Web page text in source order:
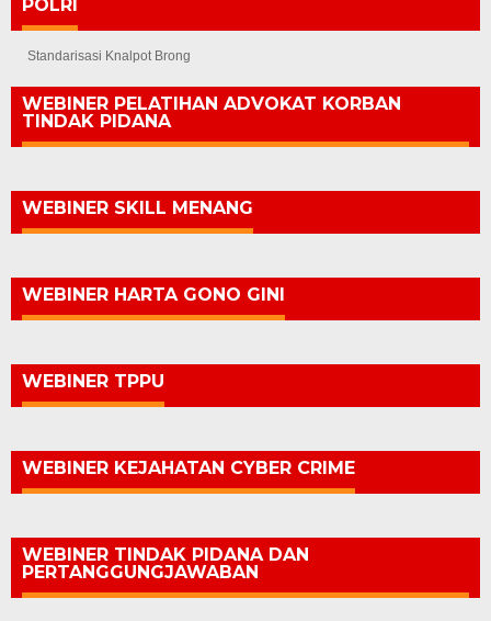
POLRI
Standarisasi Knalpot Brong
WEBINER PELATIHAN ADVOKAT KORBAN
TINDAK PIDANA
WEBINER SKILL MENANG
WEBINER HARTA GONO GINI
WEBINER TPPU
WEBINER KEJAHATAN CYBER CRIME
WEBINER TINDAK PIDANA DAN
PERTANGGUNGJAWABAN